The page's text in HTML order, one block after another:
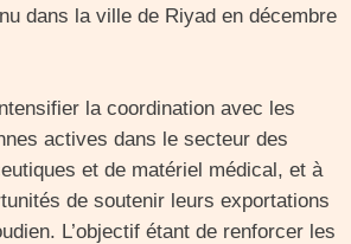
dans la ville de Riyad en décembre
la coordination avec les
actives dans le secteur des
et de matériel médical, et à
de soutenir leurs exportations
L’objectif étant de renforcer les